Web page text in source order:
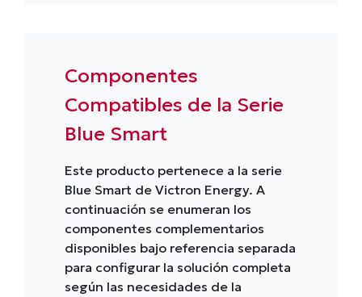
Componentes
Compatibles de la Serie
Blue Smart
Este producto pertenece a la serie
Blue Smart de Victron Energy. A
continuación se enumeran los
componentes complementarios
disponibles bajo referencia separada
para configurar la solución completa
según las necesidades de la